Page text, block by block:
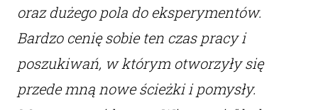
oraz dużego pola do eksperymentów.
Bardzo cenię sobie ten czas pracy i
poszukiwań, w którym otworzyły się
przede mną nowe ścieżki i pomysły.